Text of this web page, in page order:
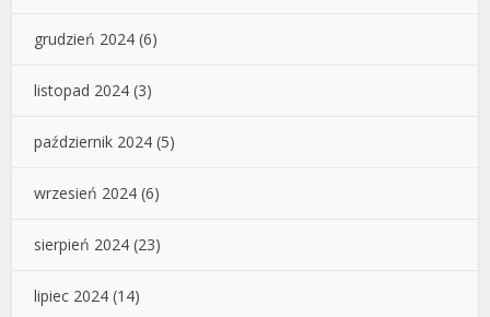
grudzień 2024 (6)
listopad 2024 (3)
październik 2024 (5)
wrzesień 2024 (6)
sierpień 2024 (23)
lipiec 2024 (14)